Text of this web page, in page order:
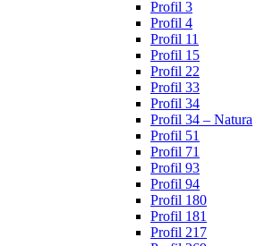
Profil 3
Profil 4
Profil 11
Profil 15
Profil 22
Profil 33
Profil 34
Profil 34 – Natura
Profil 51
Profil 71
Profil 93
Profil 94
Profil 180
Profil 181
Profil 217